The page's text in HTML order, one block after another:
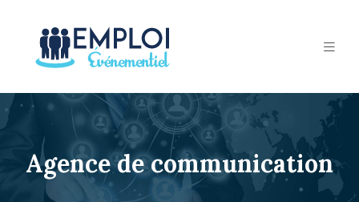
Agence de communication